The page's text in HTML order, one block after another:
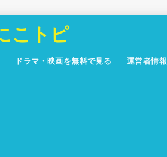
こトピ
ドラマ・映画を無料で見る 運営者情報